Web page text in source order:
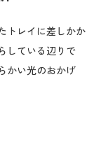
トレイに差しかか
している辺りで
かい光のおかげ